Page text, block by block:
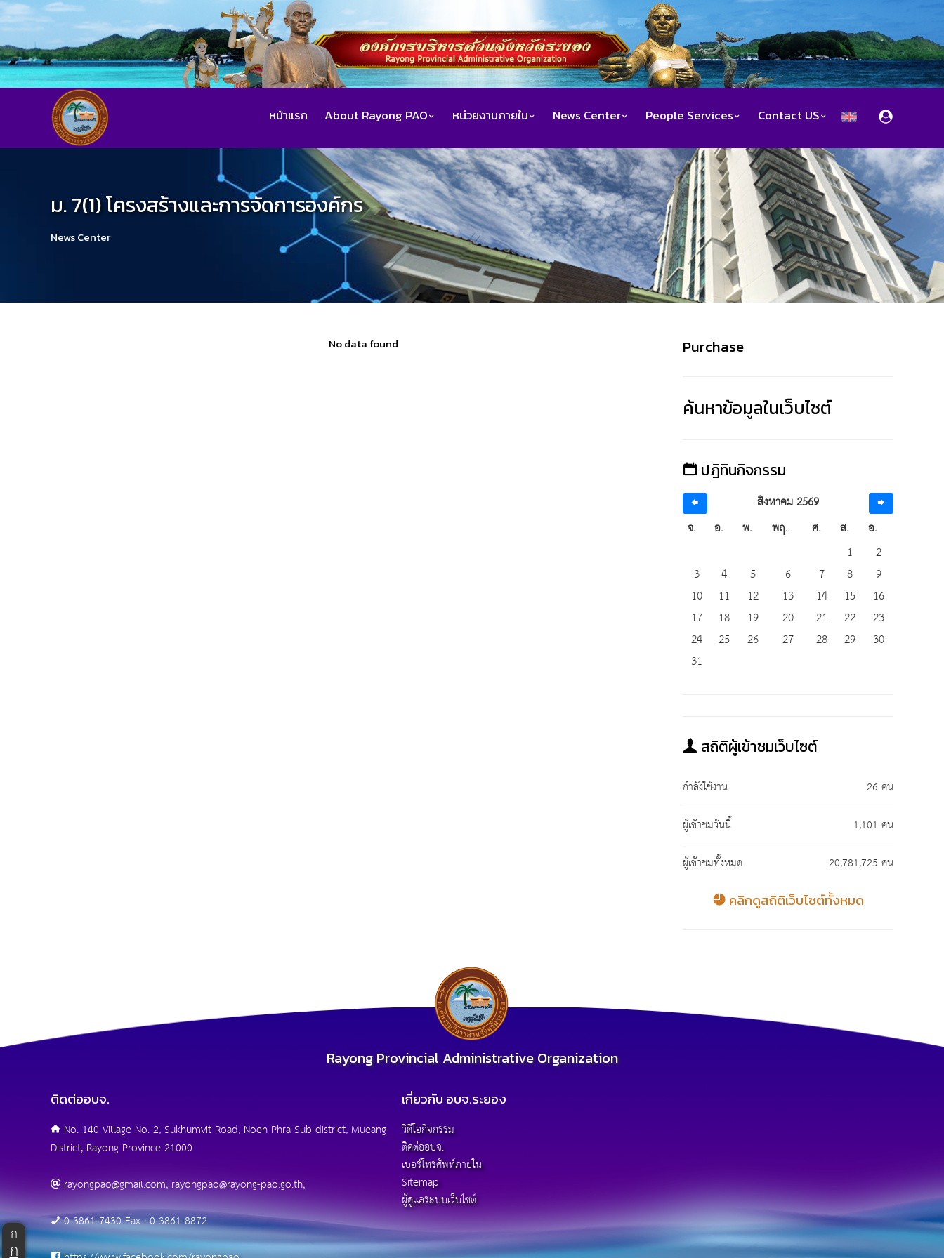
หน้าแรก About Rayong PAO หน่วยงานภายใน News Center People Services Contact US
ม. 7(1) โครงสร้างและการจัดการองค์กร
News Center
No data found Purchase
ค้นหาข้อมูลในเว็บไซต์
ปฎิทินกิจกรรม
สิงหาคม 2569
จ.
อ. พ. พฤ. ศ. ส.
อ.
1
2
3
4 5 6 7 8
9
10
11 12 13 14 15
16
17
18 19 20 21 22
23
24
25 26 27 28 29
30
31
สถิติผู้เข้าชมเว็บไซต์
กำลังใช้งาน
26 คน
ผู้เข้าชมวันนี้
1,101 คน
ผู้เข้าชมทั้งหมด
20,781,725 คน
คลิกดูสถิติเว็บไซต์ทั้งหมด
Rayong Provincial Administrative Organization
ติดต่ออบจ.
No. 140 Village No. 2, Sukhumvit Road, Noen Phra Sub-district, Mueang
District, Rayong Province 21000
rayongpao@gmail.com; rayongpao@rayong-pao.go.th;
0-3861-7430 Fax : 0-3861-8872
เกี่ยวกับ อบจ.ระยอง
วิดีโอกิจกรรม
ติดต่ออบจ.
เบอร์โทรศัพท์ภายใน
Sitemap
ผู้ดูแลระบบเว็บไซต์
ก
ก